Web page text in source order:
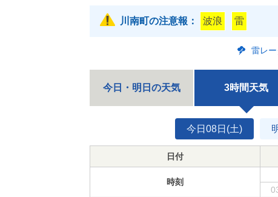
川南町の注意報： 波浪 雷
雷レ
今日・明日の天気 3時間天気
今日08日(土)
日付
時刻